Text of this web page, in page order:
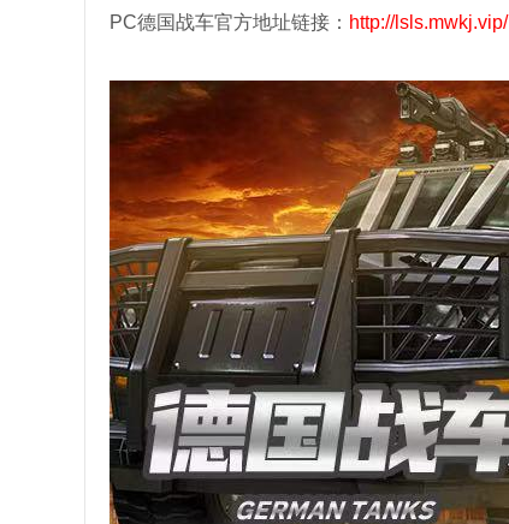
PC德国战车官方地址链接： http://lsls.mwkj.vip/